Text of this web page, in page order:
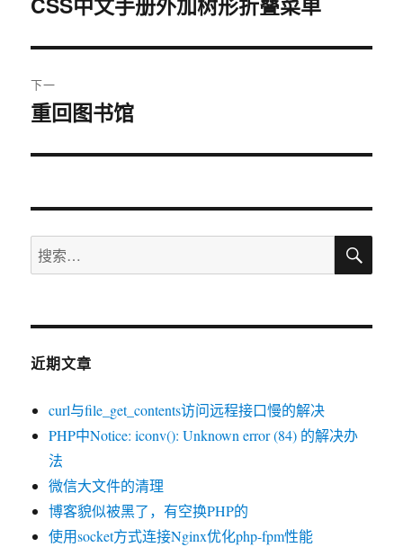
航
上
文
章：
下一
下
文
重回图书馆
搜
索：
搜
近期文章
curl与file_get_contents访问远程接口慢的解决
PHP中Notice: iconv(): Unknown error (84) 的解决办
法
微信大文件的清理
博客貌似被黑了，有空换PHP的
使用socket方式连接Nginx优化php-fpm性能